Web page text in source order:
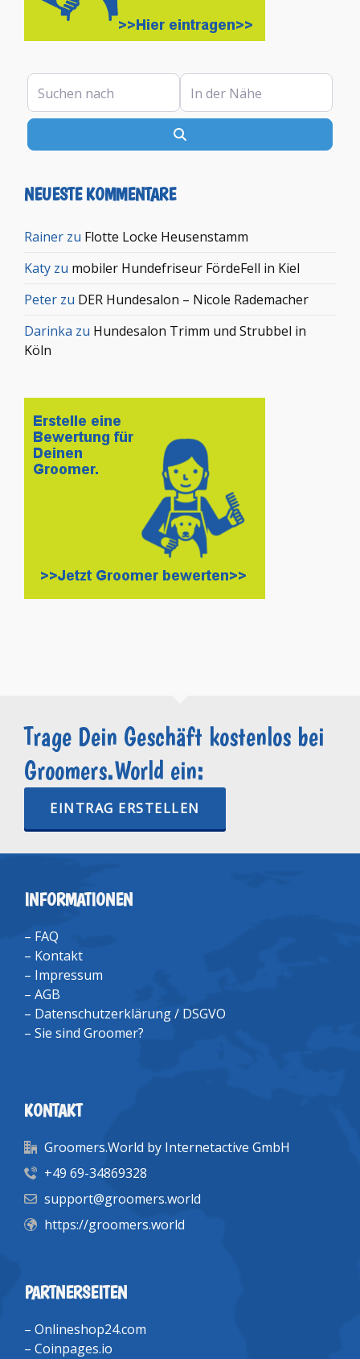
Suchen nach In der Nähe
NEUESTE KOMMENTARE
Rainer zu Flotte Locke Heusenstamm
Katy zu mobiler Hundefriseur FördeFell in Kiel
Peter zu DER Hundesalon – Nicole Rademacher
Darinka zu Hundesalon Trimm und Strubbel in
Köln
Trage Dein Geschäft kostenlos bei
Groomers.World ein:
EINTRAG ERSTELLEN
INFORMATIONEN
– FAQ
– Kontakt
– Impressum
– AGB
– Datenschutzerklärung / DSGVO
– Sie sind Groomer?
KONTAKT
Groomers.World by Internetactive GmbH
+49 69-34869328
support@groomers.world
https://groomers.world
PARTNERSEITEN
– Onlineshop24.com
– Coinpages.io